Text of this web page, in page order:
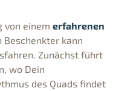
von einem erfahrenen
Beschenkter kann
Zunächst führt
wo Dein
des Quads findet